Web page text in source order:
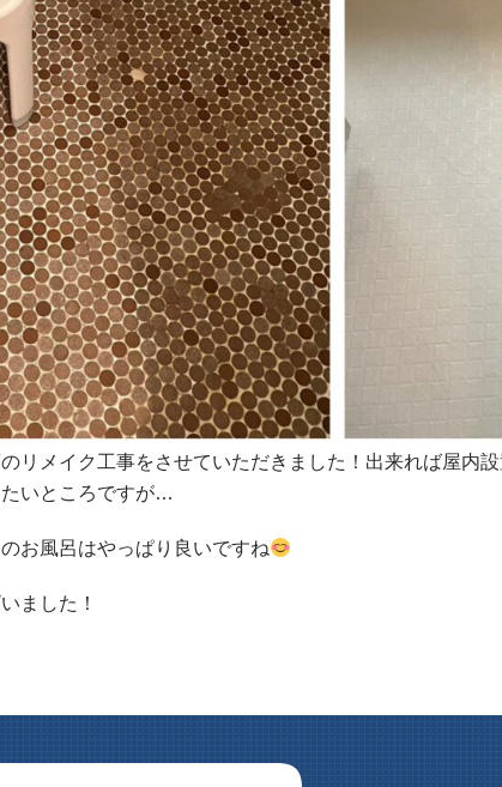
リメイク工事をさせていただきました！出来れば屋内
いところですが…
お風呂はやっぱり良いですね
ました！